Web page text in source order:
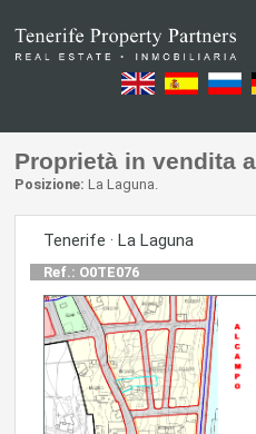
Proprietà in vendita
Posizione: La Laguna.
Tenerife · La Laguna
Ref.: O0TE076